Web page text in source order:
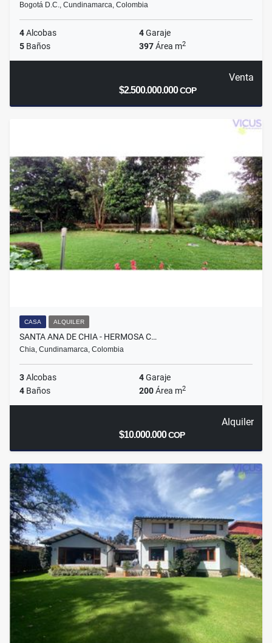
Bogotá D.C., Cundinamarca, Colombia
4Alcobas 4Garaje
5 Baños 397Área m2
Venta
$2.500.000.000COP
CASA ALQUILER
SANTA ANA DE CHIA - HERMOSA C…
Chia, Cundinamarca, Colombia
3Alcobas 4Garaje
4 Baños 200Área m2
Alquiler
$10.000.000COP